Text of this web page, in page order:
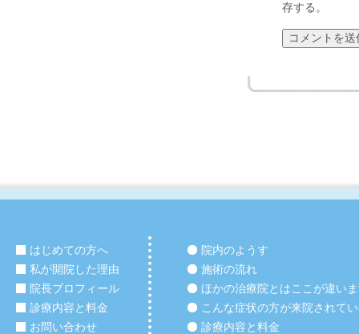
存する。
はじめての方へ
私が開院した理由
院長プロフィール
診療内容と料金
お問い合わせ
院内のようす
施術の流れ
ほかの治療院とはここが違い
こんな症状の方が来院されて
診療内容と料金